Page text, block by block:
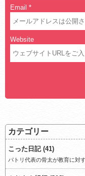
Email *
Website
カテゴリー
こった日記 (41)
パトリ代表の骨太が教育に対